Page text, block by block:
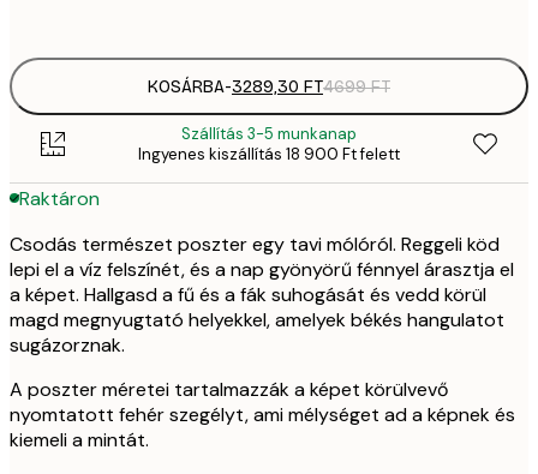
KOSÁRBA-3289,30 FT4699 FT
Szállítás 3-5 munkanap
Ingyenes kiszállítás 18 900 Ft felett
Raktáron
Csodás természet poszter egy tavi mólóról. Reggeli köd
lepi el a víz felszínét, és a nap gyönyörű fénnyel árasztja el
a képet. Hallgasd a fű és a fák suhogását és vedd körül
magd megnyugtató helyekkel, amelyek békés hangulatot
sugázorznak.
A poszter méretei tartalmazzák a képet körülvevő
nyomtatott fehér szegélyt, ami mélységet ad a képnek és
kiemeli a mintát.